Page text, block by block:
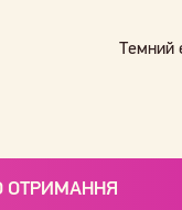
Темний
ОТРИМАННЯ